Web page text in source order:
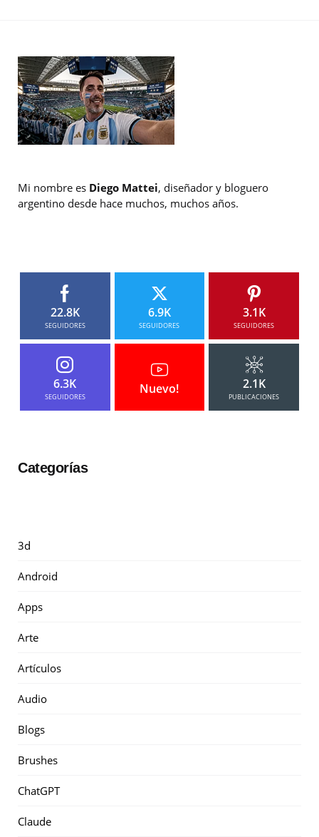
Mi nombre es Diego Mattei, diseñador y bloguero
argentino desde hace muchos, muchos años.
22.8K
SEGUIDORES
6.9K
SEGUIDORES
3.1K
SEGUIDORES
6.3K
SEGUIDORES
Nuevo! 2.1K
PUBLICACIONES
Categorías
3d
Android
Apps
Arte
Artículos
Audio
Blogs
Brushes
ChatGPT
Claude